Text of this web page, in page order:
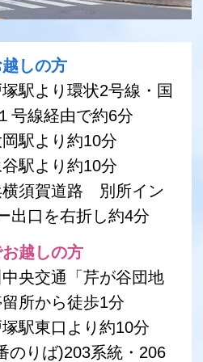
しの方
駅より環状2号線・国
号線経由で約6分
岡駅より約10分
谷駅より約10分
横須賀道路 別所イン
出口を右折し約4分
越しの方
央交通「芹が谷団地
所から徒歩1分
駅東口より約10分
のりば)203系統・206